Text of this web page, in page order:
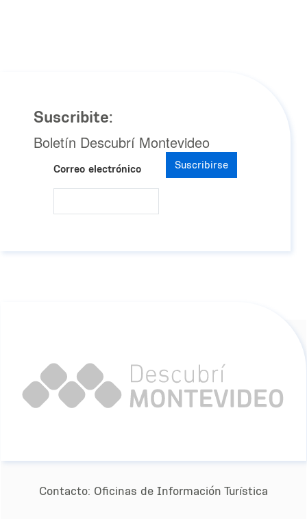
Suscribite:
Boletín Descubrí Montevideo
Correo electrónico Suscribirse
Contacto: Oﬁcinas de Información Turística